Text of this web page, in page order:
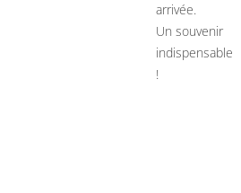
arrivée.
Un souvenir
indispensable
!